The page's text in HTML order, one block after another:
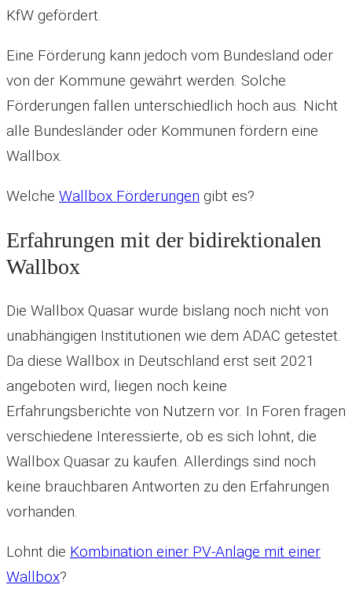
KfW gefördert.
Eine Förderung kann jedoch vom Bundesland oder
von der Kommune gewährt werden. Solche
Förderungen fallen unterschiedlich hoch aus. Nicht
alle Bundesländer oder Kommunen fördern eine
Wallbox.
Welche Wallbox Förderungen gibt es?
Erfahrungen mit der bidirektionalen
Wallbox
Die Wallbox Quasar wurde bislang noch nicht von
unabhängigen Institutionen wie dem ADAC getestet.
Da diese Wallbox in Deutschland erst seit 2021
angeboten wird, liegen noch keine
Erfahrungsberichte von Nutzern vor. In Foren fragen
verschiedene Interessierte, ob es sich lohnt, die
Wallbox Quasar zu kaufen. Allerdings sind noch
keine brauchbaren Antworten zu den Erfahrungen
vorhanden.
Lohnt die Kombination einer PV-Anlage mit einer
Wallbox?